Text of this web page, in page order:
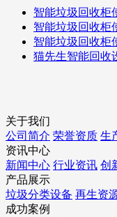
智能垃圾回收柜
智能垃圾回收柜
智能垃圾回收柜
猫先生智能回收
关于我们
公司简介 荣誉资质 生
资讯中心
新闻中心 行业资讯 创
产品展示
垃圾分类设备 再生资
成功案例